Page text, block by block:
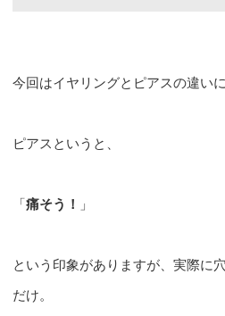
今回はイヤリングとピアスの違い
ピアスというと、
「痛そう！ 」
という印象がありますが、実際に
だけ。